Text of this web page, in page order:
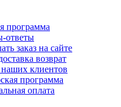
программа
ответы
заказ на сайте
возврат
клиентов
программа
оплата